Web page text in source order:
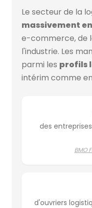
Le secteur de la
massivement
e-commerce, de
l'industrie. Les
parmi les profils
intérim comme
des
BMO
d'ouvriers